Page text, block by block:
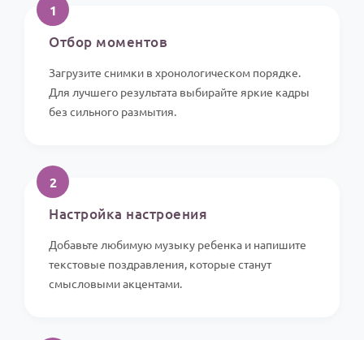
1
Отбор моментов
Загрузите снимки в хронологическом порядке.
Для лучшего результата выбирайте яркие кадры
без сильного размытия.
2
Настройка настроения
Добавьте любимую музыку ребенка и напишите
текстовые поздравления, которые станут
смысловыми акцентами.